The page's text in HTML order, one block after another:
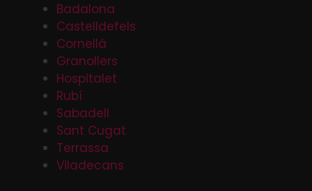
Badalona
Castelldefels
Cornellá
Granollers
Hospitalet
Rubí
Sabadell
Sant Cugat
Terrassa
Viladecans